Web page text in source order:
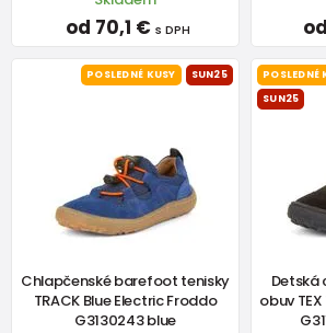
od 70,1 € s DPH
POSLEDNÉ KUSY SUN25
Chlapčenské barefoot tenisky
TRACK Blue Electric Froddo
G3130243 blue
POSLEDNÉ
SUN25
obuv